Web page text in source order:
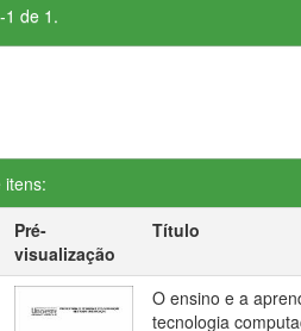
1 de 1.
itens:
Pré-
visualização
Título
O ensino e a
tecnologia